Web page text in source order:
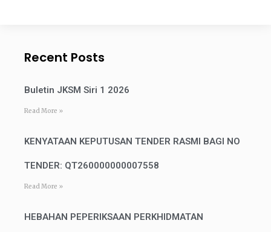
Recent Posts
Buletin JKSM Siri 1 2026
Read More »
KENYATAAN KEPUTUSAN TENDER RASMI BAGI NO
TENDER: QT260000000007558
Read More »
HEBAHAN PEPERIKSAAN PERKHIDMATAN